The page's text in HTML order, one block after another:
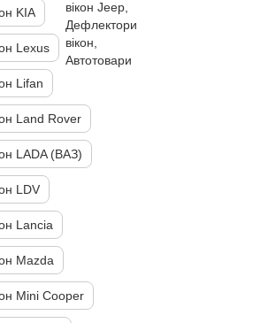
KIA
Lexus
Lifan
Land Rover
LADA (ВАЗ)
LDV
Lancia
Mazda
Mini Cooper